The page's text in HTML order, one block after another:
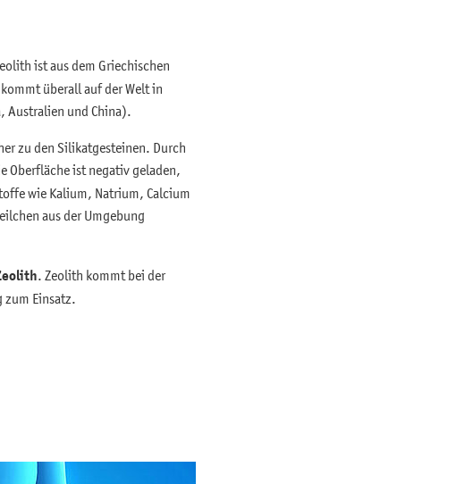
ist aus dem Griechischen
überall auf der Welt in
Australien und China).
zu den Silikatgesteinen. Durch
Oberfläche ist negativ geladen,
wie Kalium, Natrium, Calcium
aus der Umgebung
. Zeolith kommt bei der
zum Einsatz.